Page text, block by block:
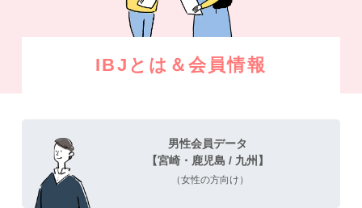
IBJとは＆会員情報
男性会員データ
【宮崎・鹿児島 / 九州】
（女性の方向け）